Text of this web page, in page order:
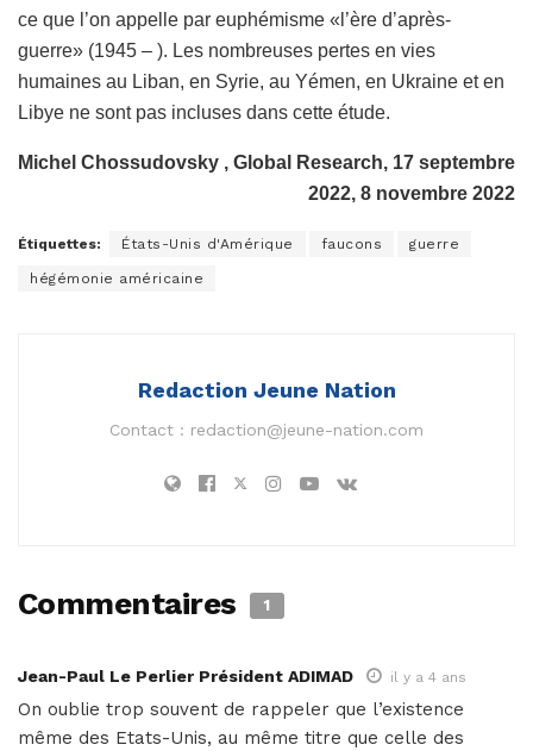
ce que l’on appelle par euphémisme «l’ère d’après-
guerre» (1945 – ). Les nombreuses pertes en vies
humaines au Liban, en Syrie, au Yémen, en Ukraine et en
Libye ne sont pas incluses dans cette étude.
Michel Chossudovsky , Global Research, 17 septembre
2022, 8 novembre 2022
Étiquettes: États-Unis d'Amérique faucons guerre
hégémonie américaine
Redaction Jeune Nation
Contact : redaction@jeune-nation.com
Commentaires 1
Jean-Paul Le Perlier Président ADIMAD il y a 4 ans
On oublie trop souvent de rappeler que l’existence
même des Etats-Unis, au même titre que celle des